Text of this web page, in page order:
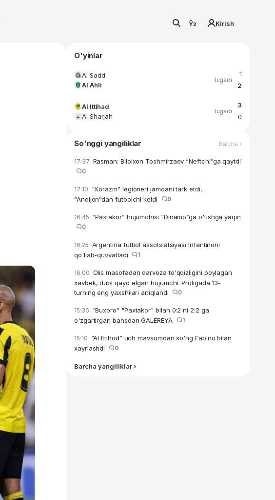
Ўз Kirish
O'yinlar
Al Sadd
Al Ahli
tugadi
1
2
Al Ittihad
Al Sharjah
tugadi
3
0
So'nggi yangiliklar Barcha ›
17:37 Rasman: Bilolxon Toshmirzaev “Neftchi”ga qaytdi
0
17:10 "Xorazm" legioneri jamoani tark etdi,
“Andijon”dan futbolchi keldi
0
16:45 “Paxtakor” hujumchisi “Dinamo”ga o'tishga yaqin
0
16:25 Argentina futbol assotsiatsiyasi Infantinoni
qo'llab-quvvatladi
1
16:00 Olis masofadan darvoza to'qqizligini poylagan
xavbek, dubl qayd etgan hujumchi. Proligada 13-
turning eng yaxshilari aniqlandi
0
15:36 "Buxoro" "Paxtakor" bilan 0:2 ni 2:2 ga
o'zgartirgan bahsdan GALEREYA
1
15:10 “Al Ittihod” uch mavsumdan so'ng Fabino bilan
xayrlashdi
0
Barcha yangiliklar ›